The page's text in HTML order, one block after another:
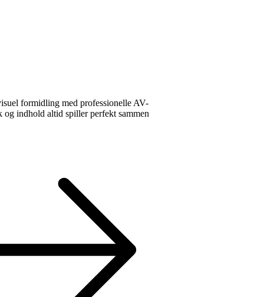
formidling med professionelle AV-
og indhold altid spiller perfekt sammen